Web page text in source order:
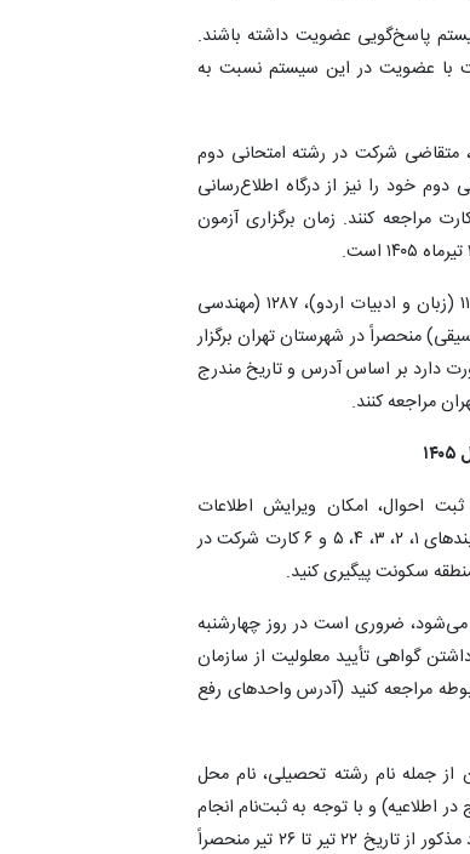
پاسخ‌گویی عضویت داشته باشند.
با عضویت در این سیستم نسبت به
متقاضی شرکت در رشته امتحانی دوم
دوم خود را نیز از درگاه اطلاع‌رسانی
مراجعه کنند. زمان برگزاری آزمون
تبصره ۲: آزمون‌ کدرشته‌های امتحانی ۱۱۲۸ (آموزش زبان ژاپنی)، ۱۱۲۹ (زبان و ادبیات اردو)، ۱۲۸۷ (مهندسی
عروسکی) و ‌۱۳۶۰ (مجموعه موسیقی‌) منحصراً در شهرستان تهران‌ برگزار
دارد بر اساس‌ آدرس و تاریخ مندرج
مراجعه کنند.
ثبت احوال، امکان ویرایش اطلاعات
شناسنامه‌ای وجود ندارد. لذا چنانچه مغایرتی در اطلاعات مندرج در بندهای ۱، ۲، ۳، ۴، ۵ و ۶ کارت شرکت در
سکونت پیگیری کنید.
می‌شود، ضروری است در روز چهارشنبه
تا ۱۲:۰۰ و ۱۴:۰۰ تا ۱۷:۰۰ با در دست داشتن گواهی تأیید معلولیت از سازمان
مراجعه کنید (آدرس واحدهای رفع
از جمله نام رشته تحصیلی، نام محل
اطلاعیه) و با توجه‌ به‌ ثبت‌نام انجام
شده اشکالی‌ مشاهده‌ می‌شود، لازم است جهت اصلاح مورد یا موارد مذکور از تاریخ ۲۲ تیر تا ۲۶ تیر منحصراً